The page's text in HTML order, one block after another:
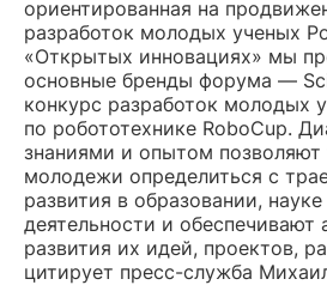
ориентированная на
разработок молодых ученых
«Открытых инновациях» мы
основные бренды форума —
конкурс разработок молодых
по робототехнике RoboCup.
знаниями и опытом позволяют
молодежи определиться с
развития в образовании,
деятельности и обеспечивают
развития их идей, проектов,
цитирует пресс-служба